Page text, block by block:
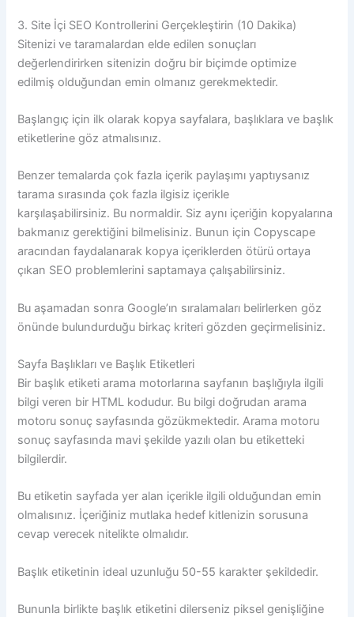
3. Site İçi SEO Kontrollerini Gerçekleştirin (10 Dakika)
Sitenizi ve taramalardan elde edilen sonuçları
değerlendirirken sitenizin doğru bir biçimde optimize
edilmiş olduğundan emin olmanız gerekmektedir.
Başlangıç için ilk olarak kopya sayfalara, başlıklara ve başlık
etiketlerine göz atmalısınız.
Benzer temalarda çok fazla içerik paylaşımı yaptıysanız
tarama sırasında çok fazla ilgisiz içerikle
karşılaşabilirsiniz. Bu normaldir. Siz aynı içeriğin kopyalarına
bakmanız gerektiğini bilmelisiniz. Bunun için Copyscape
aracından faydalanarak kopya içeriklerden ötürü ortaya
çıkan SEO problemlerini saptamaya çalışabilirsiniz.
Bu aşamadan sonra Google’ın sıralamaları belirlerken göz
önünde bulundurduğu birkaç kriteri gözden geçirmelisiniz.
Sayfa Başlıkları ve Başlık Etiketleri
Bir başlık etiketi arama motorlarına sayfanın başlığıyla ilgili
bilgi veren bir HTML kodudur. Bu bilgi doğrudan arama
motoru sonuç sayfasında gözükmektedir. Arama motoru
sonuç sayfasında mavi şekilde yazılı olan bu etiketteki
bilgilerdir.
Bu etiketin sayfada yer alan içerikle ilgili olduğundan emin
olmalısınız. İçeriğiniz mutlaka hedef kitlenizin sorusuna
cevap verecek nitelikte olmalıdır.
Başlık etiketinin ideal uzunluğu 50-55 karakter şekildedir.
Bununla birlikte başlık etiketini dilerseniz piksel genişliğine